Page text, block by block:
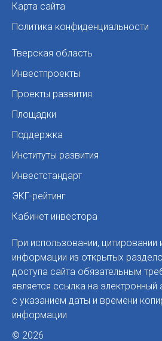
Карта сайта
Политика конфиденциальности
Тверская область
Инвестпроекты
Проекты развития
Площадки
Поддержка
Институты развития
Инвестстандарт
ЭКГ-рейтинг
Кабинет инвестора
При использовании, цитировании
информации из открытых
доступа сайта обязательным
является ссылка на электронный
с указанием даты и времени
информации
© 2026